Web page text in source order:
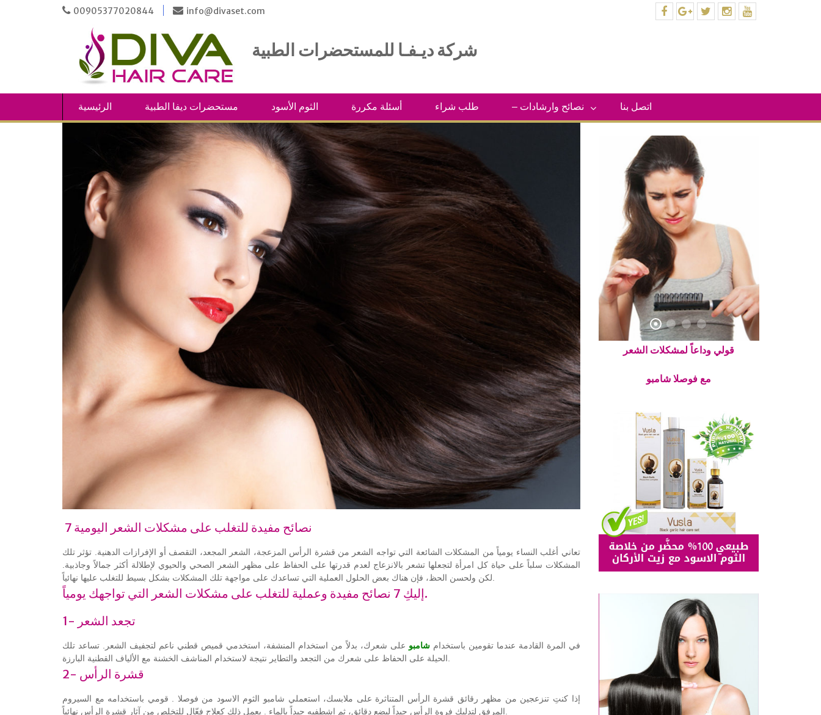
00905377020844
info@divaset.com
الرئيسية مستحضرات ديفا الطبية الثوم الأسود أسئلة مكررة طلب شراء – نصائح وارشادات اتصل بنا
7 نصائح مفيدة للتغلب على مشكلات الشعر اليومية
تعاني أغلب النساء يومياً من المشكلات الشائعة التي تواجه الشعر من قشرة الرأس المزعجة، الشعر المجعد، التقصف أو الإفرازات الدهنية. تؤثر تلك
المشكلات سلباً على حياة كل امرأة لتجعلها تشعر بالانزعاج لعدم قدرتها على الحفاظ على مظهر الشعر الصحي والحيوي لإطلالة أكثر جمالاً وجاذبية.
إليكِ 7 نصائح مفيدة وعملية للتغلب على مشكلات الشعر التي تواجهك يومياً.
1- تجعد الشعر
في المرة القادمة عندما تقومين باستخدامشامبو على شعرك، بدلاً من استخدام المنشفة، استخدمي قميص قطني ناعم لتجفيف الشعر. تساعد تلك
2- قشرة الرأس
إذا كنتِ تنزعجين من مظهر رقائق قشرة الرأس المتناثرة على ملابسك، استعملي شامبو الثوم الاسود من فوصلا . قومي باستخدامه مع السيروم
قولي وداعاً لمشكلات الشعر
مع فوصلا شامبو